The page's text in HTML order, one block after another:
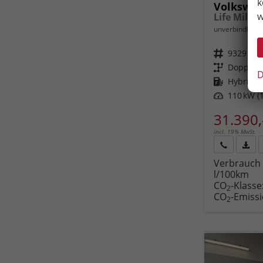
unverbindliche
Fahrzeugnr. 93291
Getriebe
Kraftstoff Hybrid
Leistung 110 kW
incl. 19% MwSt.
anfordern
l/100km
CO2-Klasse:
CO2-